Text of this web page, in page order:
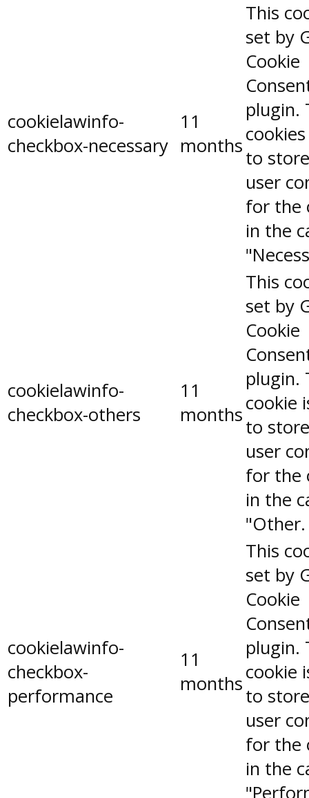
cookielawinfo-
checkbox-necessary
11
months
This
set by
Cookie
plugin.
to
user
for the
in the
cookielawinfo-
checkbox-others
11
months
This
set by
Cookie
plugin.
cookie
to
user
for the
in the
"Other.
cookielawinfo-
checkbox-
performance
11
months
This
set by
Cookie
plugin.
cookie
to
user
for the
in the